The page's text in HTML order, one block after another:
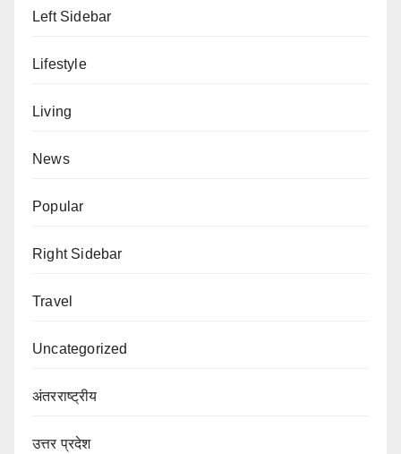
Left Sidebar
Lifestyle
Living
News
Popular
Right Sidebar
Travel
Uncategorized
अंतरराष्ट्रीय
उत्तर प्रदेश